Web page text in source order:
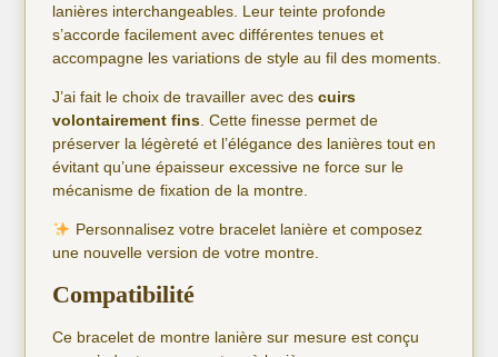
lanières interchangeables. Leur teinte profonde
s’accorde facilement avec différentes tenues et
accompagne les variations de style au fil des moments.
J’ai fait le choix de travailler avec descuirs
volontairement fins . Cette finesse permet de
préserver la légèreté et l’élégance des lanières tout en
évitant qu’une épaisseur excessive ne force sur le
mécanisme de fixation de la montre.
Personnalisez votre bracelet lanière et composez
une nouvelle version de votre montre.
Compatibilité
Ce bracelet de montre lanière sur mesure est conçu